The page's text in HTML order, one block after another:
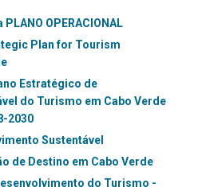
OPERACIONAL
Plan for Tourism
Estratégico de
do Turismo em Cabo Verde
2030
Sustentável
de Destino em Cabo Verde
do Turismo -